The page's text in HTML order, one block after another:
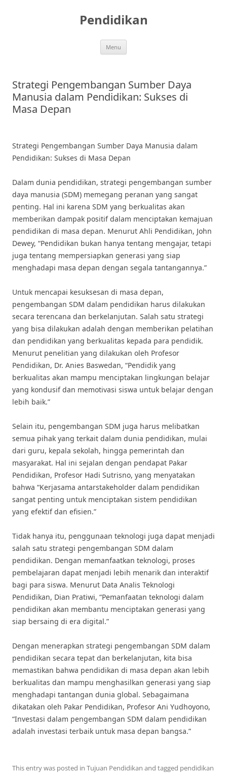
Pendidikan
Menu
Strategi Pengembangan Sumber Daya
Manusia dalam Pendidikan: Sukses di
Masa Depan
Strategi Pengembangan Sumber Daya Manusia dalam
Pendidikan: Sukses di Masa Depan
Dalam dunia pendidikan, strategi pengembangan sumber
daya manusia (SDM) memegang peranan yang sangat
penting. Hal ini karena SDM yang berkualitas akan
memberikan dampak positif dalam menciptakan kemajuan
pendidikan di masa depan. Menurut Ahli Pendidikan, John
Dewey, “Pendidikan bukan hanya tentang mengajar, tetapi
juga tentang mempersiapkan generasi yang siap
menghadapi masa depan dengan segala tantangannya.”
Untuk mencapai kesuksesan di masa depan,
pengembangan SDM dalam pendidikan harus dilakukan
secara terencana dan berkelanjutan. Salah satu strategi
yang bisa dilakukan adalah dengan memberikan pelatihan
dan pendidikan yang berkualitas kepada para pendidik.
Menurut penelitian yang dilakukan oleh Profesor
Pendidikan, Dr. Anies Baswedan, “Pendidik yang
berkualitas akan mampu menciptakan lingkungan belajar
yang kondusif dan memotivasi siswa untuk belajar dengan
lebih baik.”
Selain itu, pengembangan SDM juga harus melibatkan
semua pihak yang terkait dalam dunia pendidikan, mulai
dari guru, kepala sekolah, hingga pemerintah dan
masyarakat. Hal ini sejalan dengan pendapat Pakar
Pendidikan, Profesor Hadi Sutrisno, yang menyatakan
bahwa “Kerjasama antarstakeholder dalam pendidikan
sangat penting untuk menciptakan sistem pendidikan
yang efektif dan efisien.”
Tidak hanya itu, penggunaan teknologi juga dapat menjadi
salah satu strategi pengembangan SDM dalam
pendidikan. Dengan memanfaatkan teknologi, proses
pembelajaran dapat menjadi lebih menarik dan interaktif
bagi para siswa. Menurut Data Analis Teknologi
Pendidikan, Dian Pratiwi, “Pemanfaatan teknologi dalam
pendidikan akan membantu menciptakan generasi yang
siap bersaing di era digital.”
Dengan menerapkan strategi pengembangan SDM dalam
pendidikan secara tepat dan berkelanjutan, kita bisa
memastikan bahwa pendidikan di masa depan akan lebih
berkualitas dan mampu menghasilkan generasi yang siap
menghadapi tantangan dunia global. Sebagaimana
dikatakan oleh Pakar Pendidikan, Profesor Ani Yudhoyono,
“Investasi dalam pengembangan SDM dalam pendidikan
adalah investasi terbaik untuk masa depan bangsa.”
This entry was posted in Tujuan Pendidikan and tagged pendidikan